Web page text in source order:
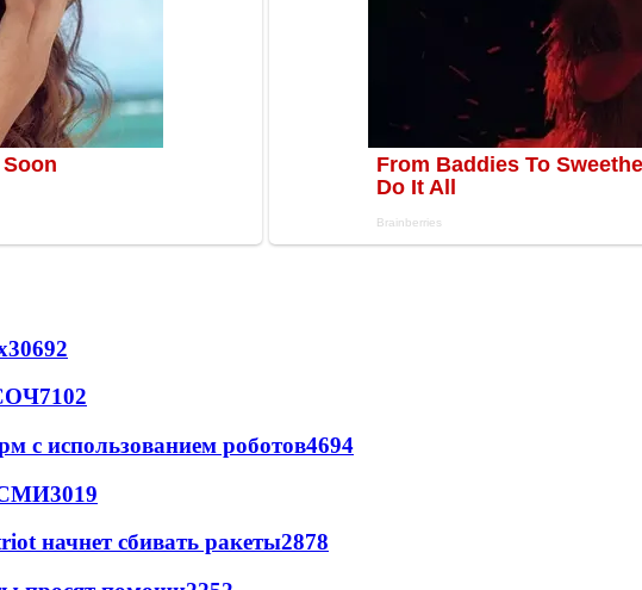
30692
7102
с использованием роботов4694
СМИ3019
начнет сбивать ракеты2878